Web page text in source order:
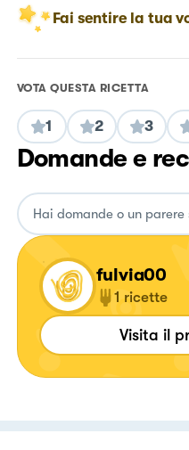
Fai sentire la tua
VOTA QUESTA RICETTA
1 2 3
Domande e
fulvia00
1 ricette
Visita il